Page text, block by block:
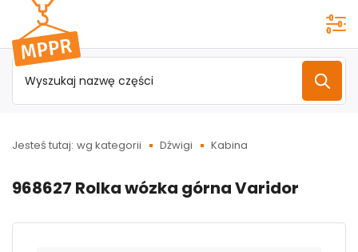
Przejdź do
menu
głównego
Jesteś tutaj: wg kategorii Dźwigi Kabina
968627 Rolka wózka górna Varidor